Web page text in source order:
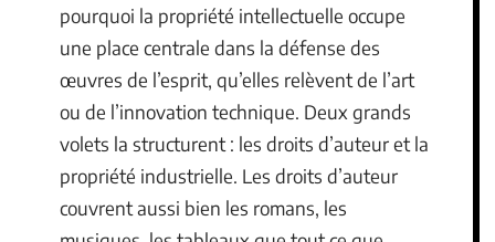
pourquoi la propriété intellectuelle occupe
une place centrale dans la défense des
œuvres de l’esprit, qu’elles relèvent de l’art
ou de l’innovation technique. Deux grands
volets la structurent : les droits d’auteur et la
propriété industrielle. Les droits d’auteur
couvrent aussi bien les romans, les